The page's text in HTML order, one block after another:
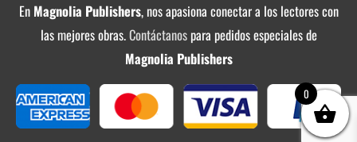
En Magnolia Publishers, nos apasiona conectar a los lectores con
las mejores obras.Contáctanospara pedidos especiales de
Magnolia Publishers
0